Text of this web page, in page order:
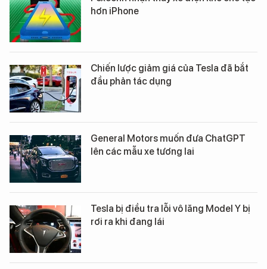
hơn iPhone
Chiến lược giảm giá của Tesla đã bắt
đầu phản tác dụng
General Motors muốn đưa ChatGPT
lên các mẫu xe tương lai
Tesla bị điều tra lỗi vô lăng Model Y bị
rơi ra khi đang lái